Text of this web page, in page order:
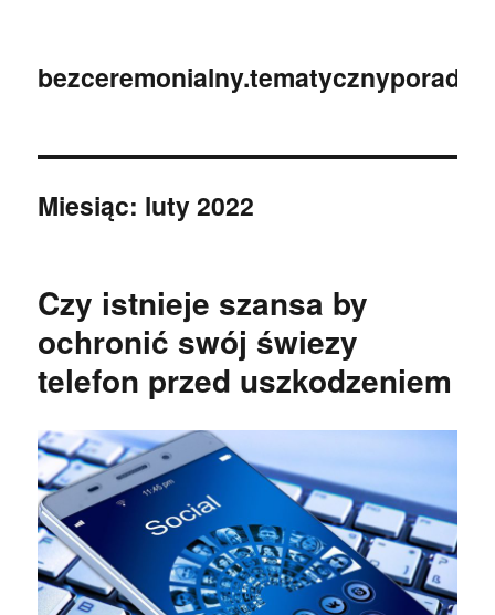
Miesiąc: luty 2022
Czy istnieje szansa by
ochronić swój świezy
telefon przed uszkodzeniem